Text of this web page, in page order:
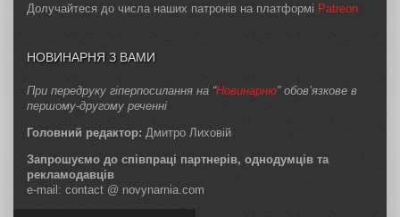
Долучайтеся до числа наших патронів на платформі Patreon
НОВИНАРНЯ З ВАМИ
При передруку гіперпосилання на “Новинарню” обов’язкове в
першому-другому реченні
Головний редактор: Дмитро Лиховій
Запрошуємо до співпраці партнерів, однодумців та
рекламодавців
e-mail: contact @ novynarnia.com